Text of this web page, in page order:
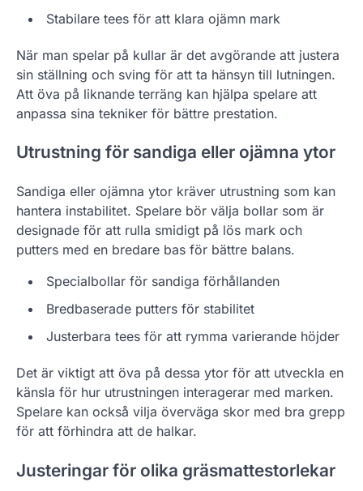
Stabilare tees för att klara ojämn mark
När man spelar på kullar är det avgörande att justera
sin ställning och sving för att ta hänsyn till lutningen.
Att öva på liknande terräng kan hjälpa spelare att
anpassa sina tekniker för bättre prestation.
Utrustning för sandiga eller ojämna ytor
Sandiga eller ojämna ytor kräver utrustning som kan
hantera instabilitet. Spelare bör välja bollar som är
designade för att rulla smidigt på lös mark och
putters med en bredare bas för bättre balans.
Specialbollar för sandiga förhållanden
Bredbaserade putters för stabilitet
Justerbara tees för att rymma varierande höjder
Det är viktigt att öva på dessa ytor för att utveckla en
känsla för hur utrustningen interagerar med marken.
Spelare kan också vilja överväga skor med bra grepp
för att förhindra att de halkar.
Justeringar för olika gräsmattestorlekar